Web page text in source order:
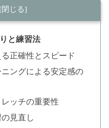
と練習法
正確性とスピード
ングによる安定感の
ッチの重要性
見直し